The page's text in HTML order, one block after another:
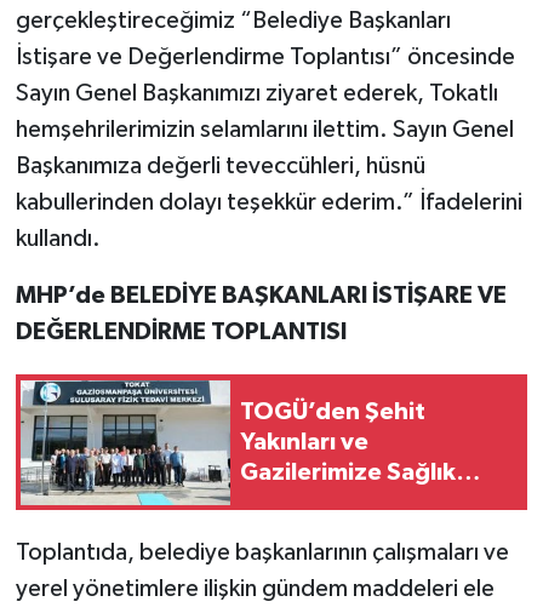
gerçekleştireceğimiz “Belediye Başkanları
İstişare ve Değerlendirme Toplantısı” öncesinde
Sayın Genel Başkanımızı ziyaret ederek, Tokatlı
hemşehrilerimizin selamlarını ilettim. Sayın Genel
Başkanımıza değerli teveccühleri, hüsnü
kabullerinden dolayı teşekkür ederim.” İfadelerini
kullandı.
MHP’de BELEDİYE BAŞKANLARI İSTİŞARE VE
DEĞERLENDİRME TOPLANTISI
TOGÜ’den Şehit
Yakınları ve
Gazilerimize Sağlık
Toplantıda, belediye başkanlarının çalışmaları ve
yerel yönetimlere ilişkin gündem maddeleri ele